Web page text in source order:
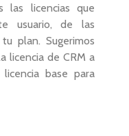
las licencias que
usuario, de las
plan. Sugerimos
licencia de CRM a
base para